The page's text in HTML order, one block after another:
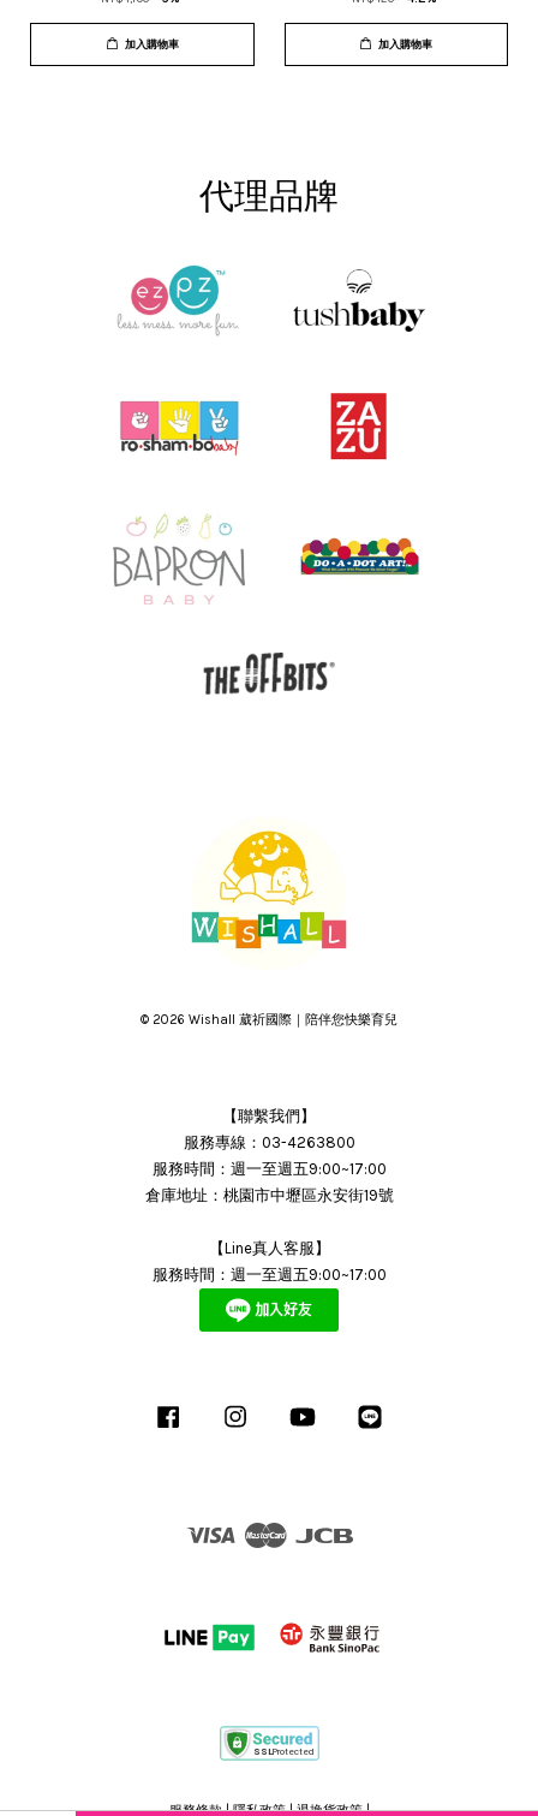
加入購物車 加入購物車
代理品牌
© 2026 Wishall 葳祈國際｜陪伴您快樂育兒
【聯繫我們】
服務專線：03-4263800
服務時間：週一至週五9:00~17:00
倉庫地址：桃園市中壢區永安街19號
【Line真人客服】
服務時間：週一至週五9:00~17:00
Facebook Instagram YouTube
Visa Master
服務條款|隱私政策|退換貨政策|